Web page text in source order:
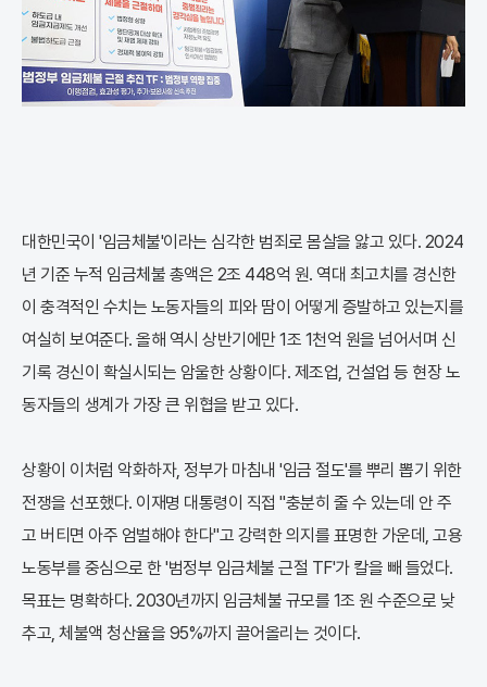
대한민국이 '임금체불'이라는 심각한 범죄로 몸살을 앓고 있다. 2024
년 기준 누적 임금체불 총액은 2조 448억 원. 역대 최고치를 경신한
이 충격적인 수치는 노동자들의 피와 땀이 어떻게 증발하고 있는지를
여실히 보여준다. 올해 역시 상반기에만 1조 1천억 원을 넘어서며 신
기록 경신이 확실시되는 암울한 상황이다. 제조업, 건설업 등 현장 노
동자들의 생계가 가장 큰 위협을 받고 있다.
상황이 이처럼 악화하자, 정부가 마침내 '임금 절도'를 뿌리 뽑기 위한
전쟁을 선포했다. 이재명 대통령이 직접 "충분히 줄 수 있는데 안 주
고 버티면 아주 엄벌해야 한다"고 강력한 의지를 표명한 가운데, 고용
노동부를 중심으로 한 '범정부 임금체불 근절 TF'가 칼을 빼 들었다.
목표는 명확하다. 2030년까지 임금체불 규모를 1조 원 수준으로 낮
추고, 체불액 청산율을 95%까지 끌어올리는 것이다.